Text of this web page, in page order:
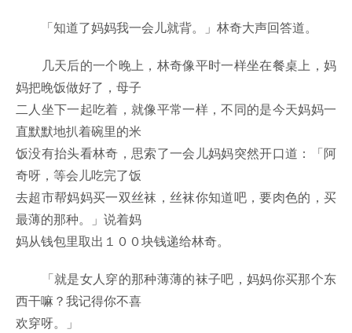
「知道了妈妈我一会儿就背。」林奇大声回答道。
几天后的一个晚上，林奇像平时一样坐在餐桌上，妈
妈把晚饭做好了，母子
二人坐下一起吃着，就像平常一样，不同的是今天妈妈一
直默默地扒着碗里的米
饭没有抬头看林奇，思索了一会儿妈妈突然开口道：「阿
奇呀，等会儿吃完了饭
去超市帮妈妈买一双丝袜，丝袜你知道吧，要肉色的，买
最薄的那种。」说着妈
妈从钱包里取出１００块钱递给林奇。
「就是女人穿的那种薄薄的袜子吧，妈妈你买那个东
西干嘛？我记得你不喜
欢穿呀。」